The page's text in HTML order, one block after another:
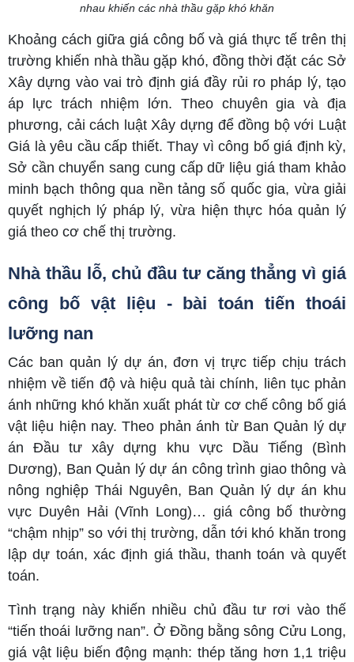
nhau khiến các nhà thầu gặp khó khăn
Khoảng cách giữa giá công bố và giá thực tế trên thị
trường khiến nhà thầu gặp khó, đồng thời đặt các Sở
Xây dựng vào vai trò định giá đầy rủi ro pháp lý, tạo
áp lực trách nhiệm lớn. Theo chuyên gia và địa
phương, cải cách luật Xây dựng để đồng bộ với Luật
Giá là yêu cầu cấp thiết. Thay vì công bố giá định kỳ,
Sở cần chuyển sang cung cấp dữ liệu giá tham khảo
minh bạch thông qua nền tảng số quốc gia, vừa giải
quyết nghịch lý pháp lý, vừa hiện thực hóa quản lý
giá theo cơ chế thị trường.
Nhà thầu lỗ, chủ đầu tư căng thẳng vì giá
công bố vật liệu - bài toán tiến thoái
lưỡng nan
Các ban quản lý dự án, đơn vị trực tiếp chịu trách
nhiệm về tiến độ và hiệu quả tài chính, liên tục phản
ánh những khó khăn xuất phát từ cơ chế công bố giá
vật liệu hiện nay. Theo phản ánh từ Ban Quản lý dự
án Đầu tư xây dựng khu vực Dầu Tiếng (Bình
Dương), Ban Quản lý dự án công trình giao thông và
nông nghiệp Thái Nguyên, Ban Quản lý dự án khu
vực Duyên Hải (Vĩnh Long)… giá công bố thường
“chậm nhịp” so với thị trường, dẫn tới khó khăn trong
lập dự toán, xác định giá thầu, thanh toán và quyết
toán.
Tình trạng này khiến nhiều chủ đầu tư rơi vào thế
“tiến thoái lưỡng nan”. Ở Đồng bằng sông Cửu Long,
giá vật liệu biến động mạnh: thép tăng hơn 1,1 triệu